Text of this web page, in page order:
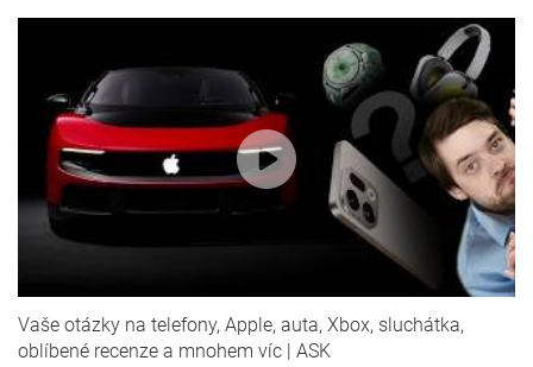
Vaše otázky na telefony, Apple, auta, Xbox, sluchátka,
oblíbené recenze a mnohem víc | ASK